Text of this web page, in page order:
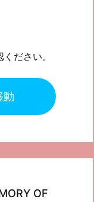
ださい。
動
OF